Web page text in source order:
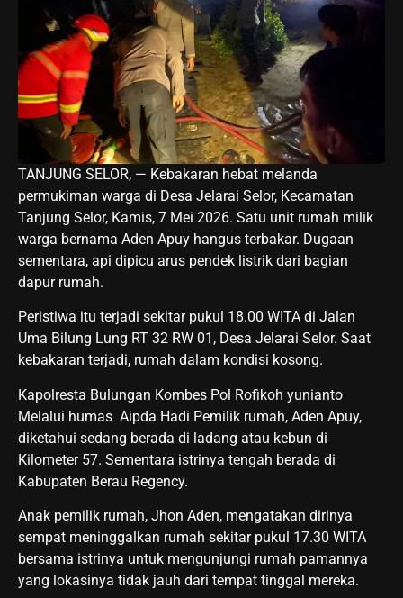
TANJUNG SELOR, — Kebakaran hebat melanda
permukiman warga di Desa Jelarai Selor, Kecamatan
Tanjung Selor, Kamis, 7 Mei 2026. Satu unit rumah milik
warga bernama Aden Apuy hangus terbakar. Dugaan
sementara, api dipicu arus pendek listrik dari bagian
dapur rumah.
Peristiwa itu terjadi sekitar pukul 18.00 WITA di Jalan
Uma Bilung Lung RT 32 RW 01, Desa Jelarai Selor. Saat
kebakaran terjadi, rumah dalam kondisi kosong.
Kapolresta Bulungan Kombes Pol Rofikoh yunianto
Melalui humas Aipda Hadi Pemilik rumah, Aden Apuy,
diketahui sedang berada di ladang atau kebun di
Kilometer 57. Sementara istrinya tengah berada di
Kabupaten Berau Regency.
Anak pemilik rumah, Jhon Aden, mengatakan dirinya
sempat meninggalkan rumah sekitar pukul 17.30 WITA
bersama istrinya untuk mengunjungi rumah pamannya
yang lokasinya tidak jauh dari tempat tinggal mereka.